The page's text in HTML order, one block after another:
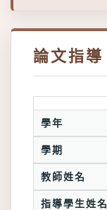
論文指導
學年
學期
教師姓名
指導學生姓名